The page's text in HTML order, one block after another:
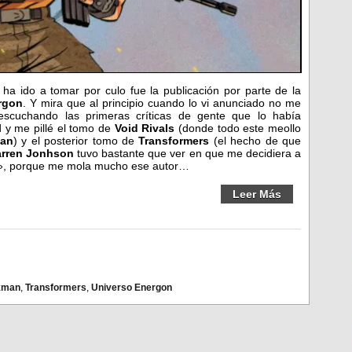
ido a tomar por culo fue la publicación por parte de la
. Y mira que al principio cuando lo vi anunciado no me
las primeras críticas de gente que lo había
y me pillé el tomo de Void Rivals (donde todo este meollo
) y el posterior tomo deTransformers (el hecho de que
Jonhson tuvo bastante que ver en que me decidiera a
porque me mola mucho ese autor…
Leer Más
, Transformers, Universo Energon